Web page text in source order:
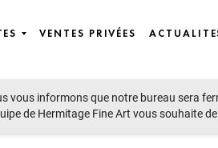
VENTES PRIVÉES
vous informons que notre bureau sera
de Hermitage Fine Art vous souhaite